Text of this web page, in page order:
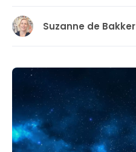
Suzanne de Bakker